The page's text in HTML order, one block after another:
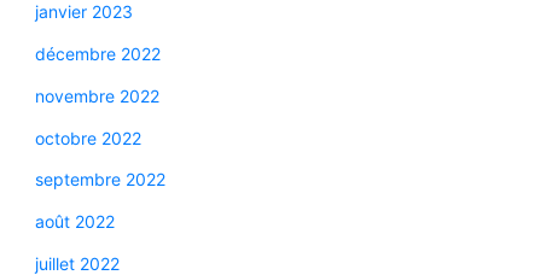
janvier 2023
décembre 2022
novembre 2022
octobre 2022
septembre 2022
août 2022
juillet 2022